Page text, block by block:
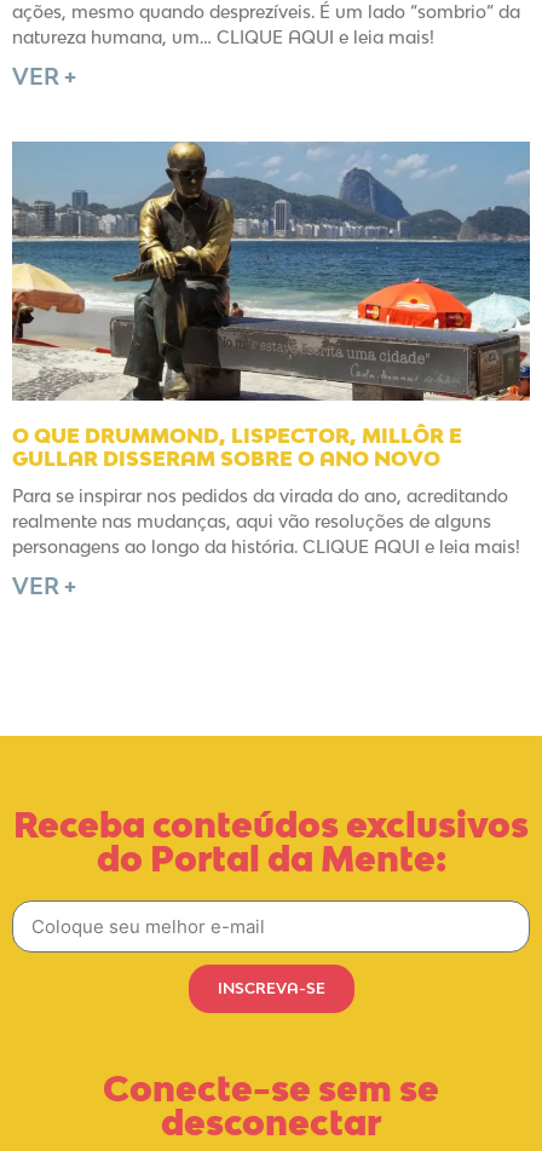
ações, mesmo quando desprezíveis. É um lado “sombrio” da
natureza humana, um… CLIQUE AQUI e leia mais!
VER +
O QUE DRUMMOND, LISPECTOR, MILLÔR E
GULLAR DISSERAM SOBRE O ANO NOVO
Para se inspirar nos pedidos da virada do ano, acreditando
realmente nas mudanças, aqui vão resoluções de alguns
personagens ao longo da história. CLIQUE AQUI e leia mais!
VER +
Receba conteúdos exclusivos
do Portal da Mente:
INSCREVA-SE
Conecte-se sem se
desconectar